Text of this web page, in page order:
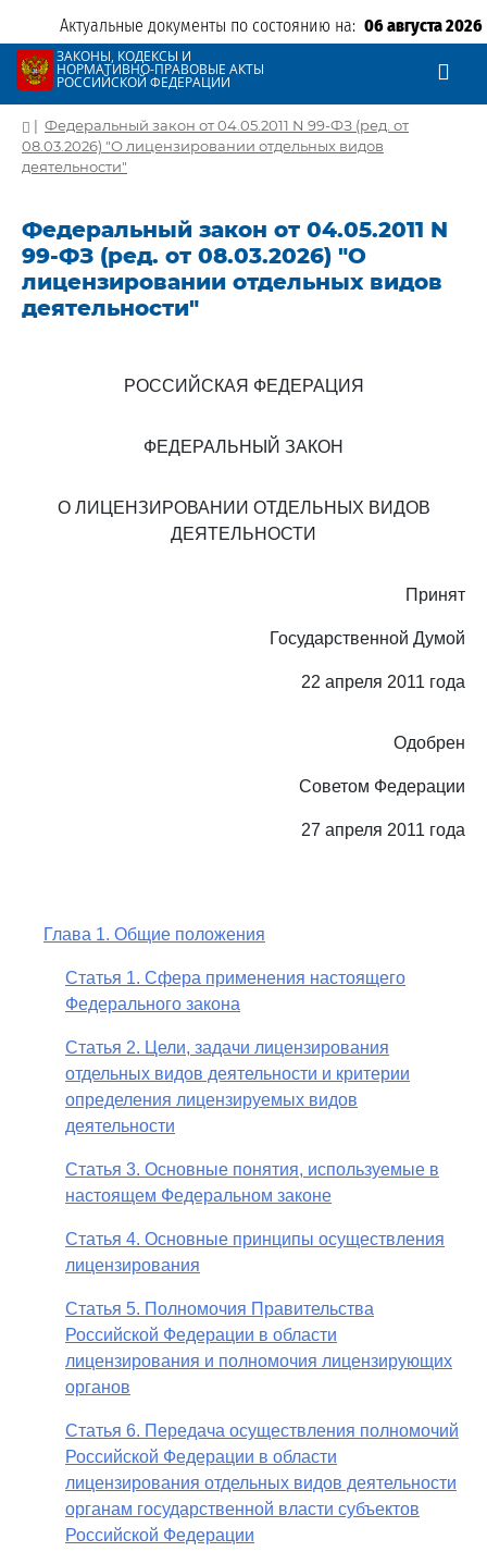
Актуальные документы по состоянию на: 06 августа 2026
ЗАКОНЫ, КОДЕКСЫ И
НОРМАТИВНО-ПРАВОВЫЕ АКТЫ
РОССИЙСКОЙ ФЕДЕРАЦИИ
| Федеральный закон от 04.05.2011 N 99-ФЗ (ред. от
08.03.2026) "О лицензировании отдельных видов
деятельности"
Федеральный закон от 04.05.2011 N
99-ФЗ (ред. от 08.03.2026) "О
лицензировании отдельных видов
деятельности"
РОССИЙСКАЯ ФЕДЕРАЦИЯ
ФЕДЕРАЛЬНЫЙ ЗАКОН
О ЛИЦЕНЗИРОВАНИИ ОТДЕЛЬНЫХ ВИДОВ
ДЕЯТЕЛЬНОСТИ
Принят
Государственной Думой
22 апреля 2011 года
Одобрен
Советом Федерации
27 апреля 2011 года
Глава 1. Общие положения
Статья 1. Сфера применения настоящего
Федерального закона
Статья 2. Цели, задачи лицензирования
отдельных видов деятельности и критерии
определения лицензируемых видов
деятельности
Статья 3. Основные понятия, используемые в
настоящем Федеральном законе
Статья 4. Основные принципы осуществления
лицензирования
Статья 5. Полномочия Правительства
Российской Федерации в области
лицензирования и полномочия лицензирующих
органов
Статья 6. Передача осуществления полномочий
Российской Федерации в области
лицензирования отдельных видов деятельности
органам государственной власти субъектов
Российской Федерации